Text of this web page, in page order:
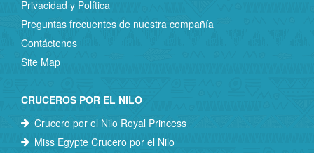
Privacidad y Política
Preguntas frecuentes de nuestra compañía
Contáctenos
Site Map
CRUCEROS POR EL NILO
Crucero por el Nilo Royal Princess
Miss Egypte Crucero por el Nilo